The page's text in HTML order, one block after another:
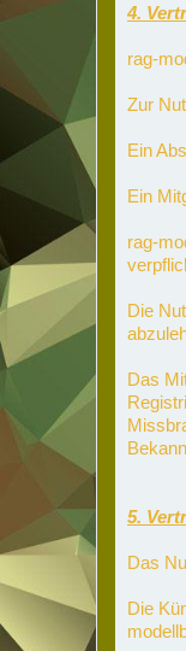
4.
rag-
Zur
Ein
Ein
rag-
Die
Das
5.
Das
Die